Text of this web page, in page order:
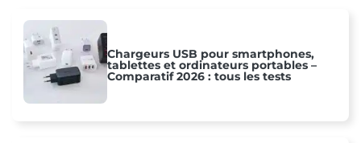
Chargeurs USB pour smartphones,
tablettes et ordinateurs portables –
Comparatif 2026 : tous les tests